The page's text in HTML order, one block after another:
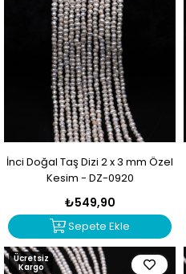
İnci Doğal Taş Dizi 2 x 3 mm Özel
Kesim - DZ-0920
₺549,90
Sepete Ekle
Ücretsiz
Kargo